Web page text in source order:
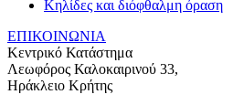
Κηλίδες και διόφθαλμη όραση
ΕΠΙΚΟΙΝΩΝΙΑ
Κεντρικό Κατάστημα
Λεωφόρος Καλοκαιρινού 33,
Ηράκλειο Κρήτης